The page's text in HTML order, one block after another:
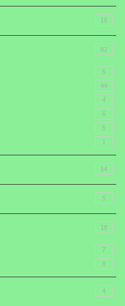
16
82
5
44
4
6
5
1
14
5
18
7
8
4